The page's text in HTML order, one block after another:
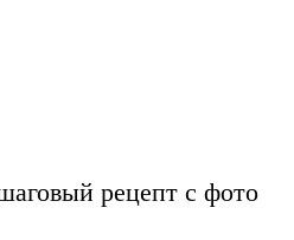
рецепт с фото